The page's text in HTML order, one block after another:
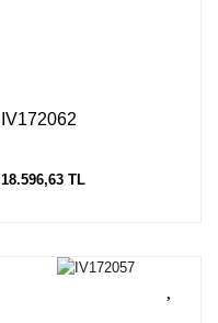
IV172062
18.596,63 TL